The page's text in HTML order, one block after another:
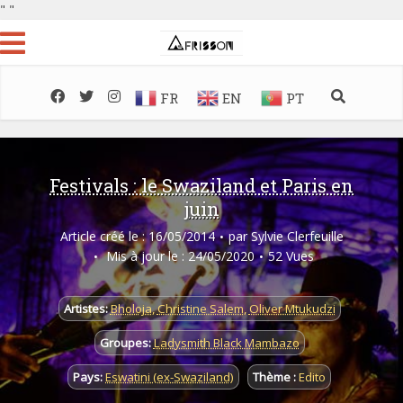
" "
FR EN PT
Festivals : le Swaziland et Paris en
juin
Article créé le : 16/05/2014 par Sylvie Clerfeuille
Mis à jour le : 24/05/2020
52 Vues
Artistes:Bholoja,Christine Salem,Oliver Mtukudzi
Groupes:Ladysmith Black Mambazo
Pays:Eswatini (ex-Swaziland) Thème :Edito